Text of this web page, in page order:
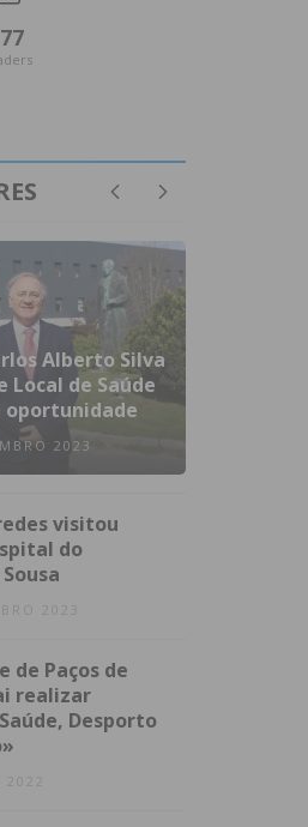
Alberto Silva
Local de Saúde
oportunidade
2023
visitou
do
2023
de Paços de
realizar
Desporto